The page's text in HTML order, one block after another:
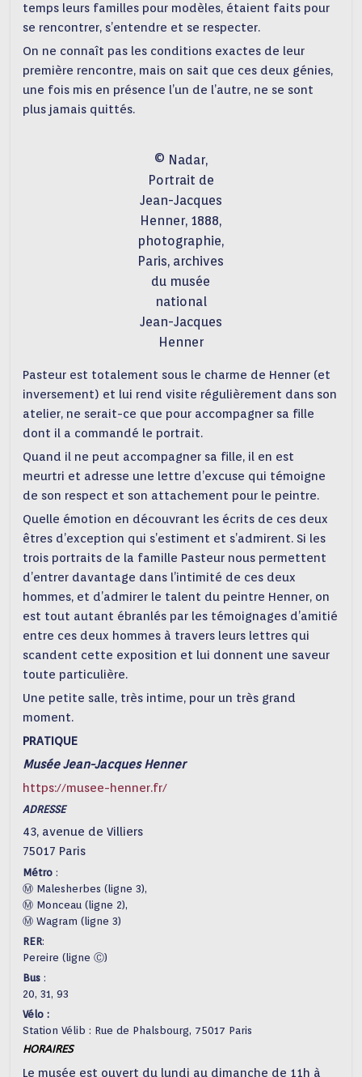
temps leurs familles pour modèles, étaient faits pour
se rencontrer, s’entendre et se respecter.
On ne connaît pas les conditions exactes de leur
première rencontre, mais on sait que ces deux génies,
une fois mis en présence l’un de l’autre, ne se sont
plus jamais quittés.
© Nadar,
Portrait de
Jean-Jacques
Henner, 1888,
photographie,
Paris, archives
du musée
national
Jean-Jacques
Henner
Pasteur est totalement sous le charme de Henner (et
inversement) et lui rend visite régulièrement dans son
atelier, ne serait-ce que pour accompagner sa fille
dont il a commandé le portrait.
Quand il ne peut accompagner sa fille, il en est
meurtri et adresse une lettre d’excuse qui témoigne
de son respect et son attachement pour le peintre.
Quelle émotion en découvrant les écrits de ces deux
êtres d’exception qui s’estiment et s’admirent. Si les
trois portraits de la famille Pasteur nous permettent
d’entrer davantage dans l’intimité de ces deux
hommes, et d’admirer le talent du peintre Henner, on
est tout autant ébranlés par les témoignages d’amitié
entre ces deux hommes à travers leurs lettres qui
scandent cette exposition et lui donnent une saveur
toute particulière.
Une petite salle, très intime, pour un très grand
moment.
PRATIQUE
Musée Jean-Jacques Henner
https://musee-henner.fr/
ADRESSE
43, avenue de Villiers
75017 Paris
Métro:
Ⓜ Malesherbes (ligne 3),
Ⓜ Monceau (ligne 2),
Ⓜ Wagram (ligne 3)
RER:
Pereire (ligne Ⓒ)
Bus:
20, 31, 93
Vélo :
Station Vélib : Rue de Phalsbourg, 75017 Paris
HORAIRES
Le musée est ouvert du lundi au dimanche de 11h à